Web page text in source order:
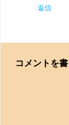
返信
コメントを書